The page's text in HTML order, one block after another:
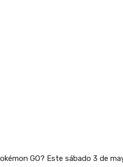
GO? Este sábado 3 de